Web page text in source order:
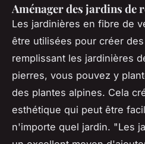
Aménager des jardins de
Les jardinières en fibre de
être utilisées pour créer
remplissant les jardinières
pierres, vous pouvez y
des plantes alpines. Cela
esthétique qui peut être
n'importe quel jardin. "Les